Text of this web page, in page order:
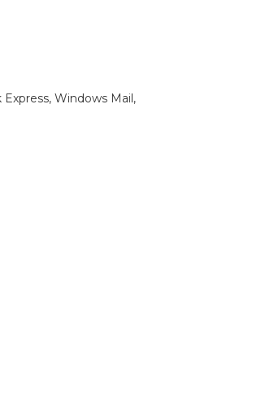
Express, Windows Mail,